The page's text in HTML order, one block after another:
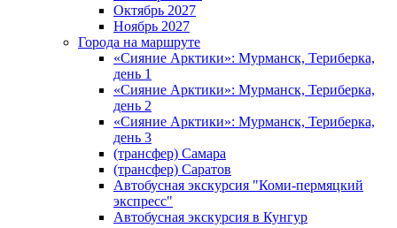
Октябрь 2027
Ноябрь 2027
Города на маршруте
«Сияние Арктики»: Мурманск, Териберка,
день 1
«Сияние Арктики»: Мурманск, Териберка,
день 2
«Сияние Арктики»: Мурманск, Териберка,
день 3
(трансфер) Самара
(трансфер) Саратов
Автобусная экскурсия "Коми-пермяцкий
экспресс"
Автобусная экскурсия в Кунгур